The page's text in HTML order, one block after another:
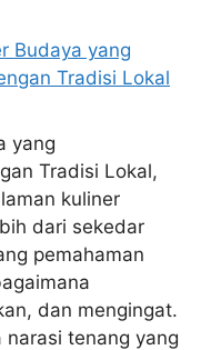
yang
Tradisi Lokal,
kuliner
dari sekedar
pemahaman
dan mengingat.
tenang yang